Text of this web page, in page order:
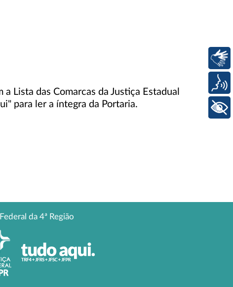
Lista das Comarcas da Justiça Estadual
para ler a íntegra da Portaria.
da 4ª Região